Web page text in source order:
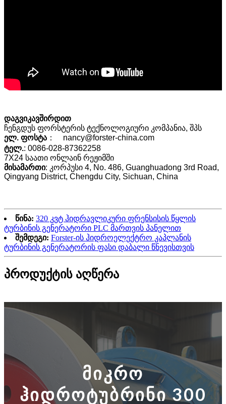
დაგვიკავშირდით
ჩენგდუს ფორსტერის ტექნოლოგიური კომპანია, შპს
ელ. ფოსტა ： nancy@forster-china.com
ტელ.: 0086-028-87362258
7X24 საათი ონლაინ რეჟიმში
მისამართი: კორპუსი 4, No. 486, Guanghuadong 3rd Road,
Qingyang District, Chengdu City, Sichuan, China
წინა: 320 კვტ ჰიდრავლიკური ფრენსისის წყლის
ტურბინის გენერატორი PLC მართვის პანელით
შემდეგი: Forster-ის ჰიდროელექტრო კაპლანის
ტურბინის გენერატორის ფასი დაბალი წნევისთვის
პროდუქტის აღწერა
მიკრო
ჰიდროტუბრინი 300